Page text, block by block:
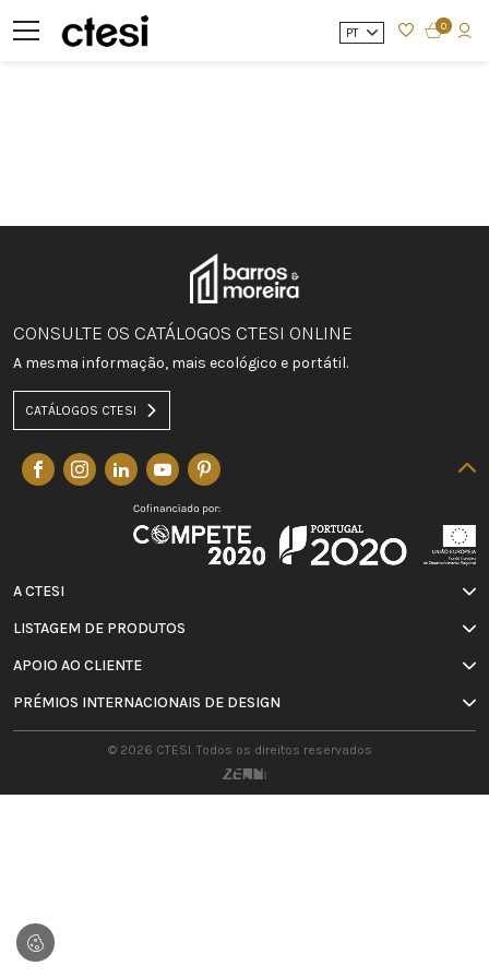
PT 0
CONSULTE OS CATÁLOGOS CTESI ONLINE
A mesma informação, mais ecológico e portátil.
CATÁLOGOS CTESI
A CTESI
LISTAGEM DE PRODUTOS
APOIO AO CLIENTE
PRÉMIOS INTERNACIONAIS DE DESIGN
© 2026 CTESI. Todos os direitos reservados